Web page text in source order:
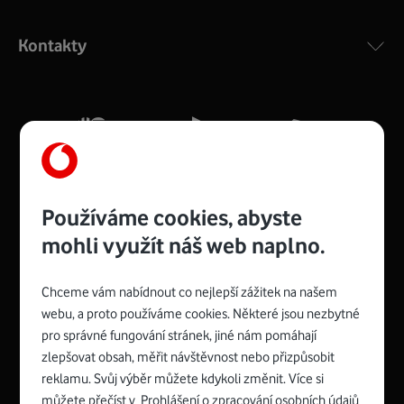
silný signál pro celou domácnost. Kompaktní rozměry 21
Více o COMPAL CH7465VF
Zyxel VMG8623-T50B:
Rozměry modemu jsou 16 x 22 x 7,5 cm (včetně stojánku)
a nabízí 4 gigabitové LAN porty a bezdrátové připojení Wi-
Spojte se s Vodafonem
Kontakty
Používáme cookies, abyste
mohli využít náš web naplno.
Chceme vám nabídnout co nejlepší zážitek na našem
webu, a proto používáme cookies. Některé jsou nezbytné
pro správné fungování stránek, jiné nám pomáhají
zlepšovat obsah, měřit návštěvnost nebo přizpůsobit
reklamu. Svůj výběr můžete kdykoli změnit. Více si
můžete přečíst v Prohlášení o zpracování osobních údajů